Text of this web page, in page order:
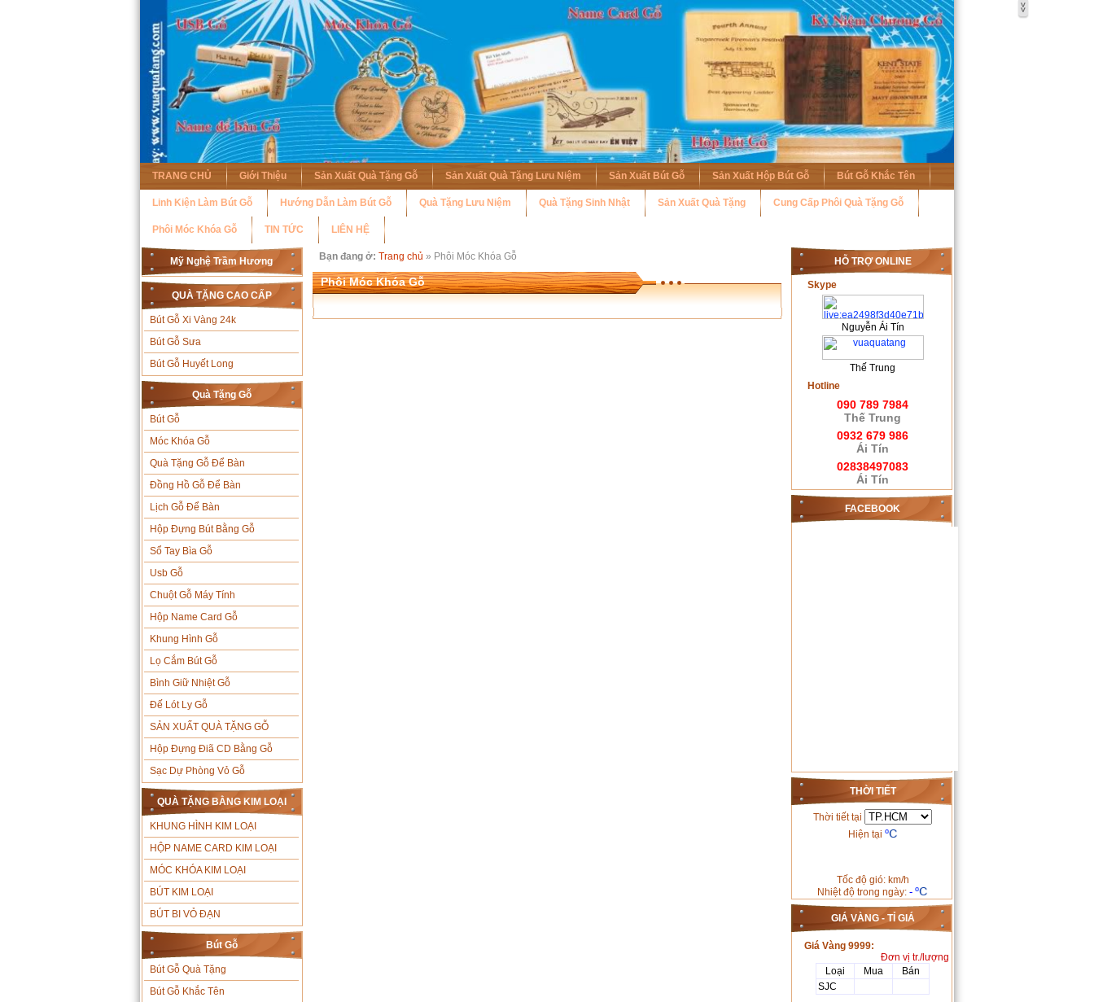
TRANG CHỦ Giới Thiệu Sản Xuất Quà Tặng Gỗ Sản Xuất Quà Tặng Lưu Niệm Sản Xuất Bút Gỗ Sản Xuất Hộp Bút Gỗ Bút Gỗ Khắc Tên
Linh Kiện Làm Bút Gỗ Hướng Dẫn Làm Bút Gỗ Quà Tặng Lưu Niệm Quà Tặng Sinh Nhật Sản Xuất Quà Tặng Cung Cấp Phôi Quà Tặng Gỗ
Phôi Móc Khóa Gỗ TIN TỨC LIÊN HỆ
Mỹ Nghệ Trầm Hương
QUÀ TẶNG CAO CẤP
Bút Gỗ Xi Vàng 24k
Bút Gỗ Sưa
Bút Gỗ Huyết Long
Quà Tặng Gỗ
Bút Gỗ
Móc Khóa Gỗ
Quà Tặng Gỗ Để Bàn
Đồng Hồ Gỗ Để Bàn
Lịch Gỗ Để Bàn
Hộp Đựng Bút Bằng Gỗ
Sổ Tay Bìa Gỗ
Usb Gỗ
Chuột Gỗ Máy Tính
Hộp Name Card Gỗ
Khung Hình Gỗ
Lọ Cắm Bút Gỗ
Bình Giữ Nhiệt Gỗ
Đế Lót Ly Gỗ
SẢN XUẤT QUÀ TẶNG GỖ
Hộp Đựng Điã CD Bằng Gỗ
Sạc Dự Phòng Vỏ Gỗ
QUÀ TẶNG BẰNG KIM LOẠI
KHUNG HÌNH KIM LOẠI
HỘP NAME CARD KIM LOẠI
MÓC KHÓA KIM LOẠI
BÚT KIM LOẠI
BÚT BI VỎ ĐẠN
Bút Gỗ
Bút Gỗ Quà Tặng
Bút Gỗ Khắc Tên
Bạn đang ở: Trang chủ » Phôi Móc Khóa Gỗ
Phôi Móc Khóa Gỗ
HỖ TRỢ ONLINE
Skype
Nguyễn Ái Tín
Thế Trung
Hotline
090 789 7984
Thế Trung
0932 679 986
Ái Tín
02838497083
Ái Tín
FACEBOOK
THỜI TIẾT
Thời tiết tại
Hiện tại
Tốc độ gió: km/h
Nhiệt độ trong ngày: -
GIÁ VÀNG - TỈ GIÁ
Giá Vàng 9999:
Đơn vị tr./lượng
Loại
Mua
Bán
SJC